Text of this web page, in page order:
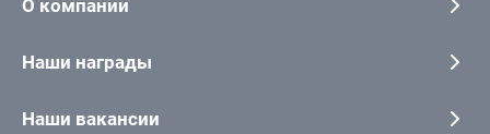
О компании
Наши награды
Наши вакансии